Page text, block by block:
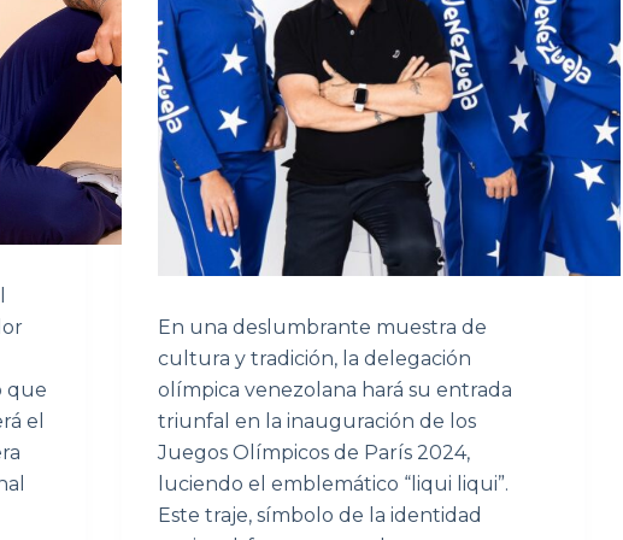
que
el
En una deslumbrante muestra de
cultura y tradición, la delegación
olímpica venezolana hará su entrada
triunfal en la inauguración de los
Juegos Olímpicos de París 2024,
luciendo el emblemático “liqui liqui”.
Este traje, símbolo de la identidad